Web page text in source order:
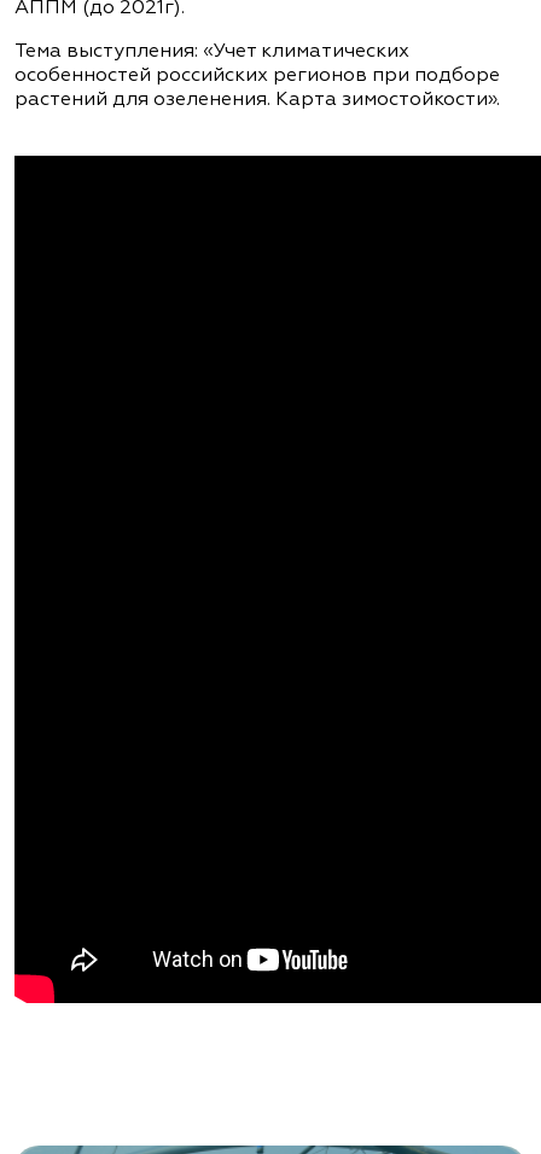
АППМ (до 2021г).
Тема выступления: «Учет климатических
особенностей российских регионов при подборе
растений для озеленения. Карта зимостойкости».